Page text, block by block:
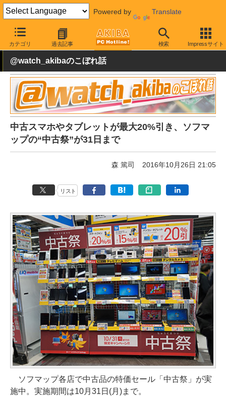
Powered by Translate
カテゴリ 過去記事 検索 Impressサイト
AKIBA PC Hotline! 秋葉原情報 価格情報 特価情報
@watch_akibaのこぼれ話
中古スマホやタブレットが最大20%引き、ソフマ
ップの“中古祭”が31日まで
森 篤司 2016年10月26日 21:05
リスト
ソフマップ各店で中古品の特価セール「中古祭」が実
施中。実施期間は10月31日(月)まで。